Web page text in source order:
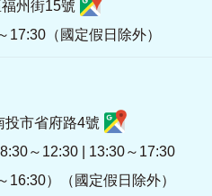
州街15號
17:30（國定假日除外）
投市省府路4號
～12:30 | 13:30～17:30
16:30）（國定假日除外）